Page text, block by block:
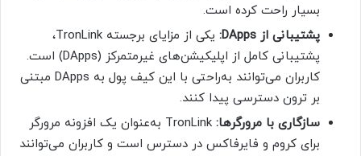
بسیار راحت کرده است.
پشتیبانی از DApps:
یکی از مزایای برجسته TronLink،
پشتیبانی کامل از اپلیکیشن‌های غیرمتمرکز (DApps) است.
کاربران می‌توانند به‌راحتی با این کیف پول به DApps مبتنی
بر ترون دسترسی پیدا کنند.
سازگاری با مرورگرها:
TronLink به‌عنوان یک افزونه مرورگر
برای کروم و فایرفاکس در دسترس است و کاربران می‌توانند